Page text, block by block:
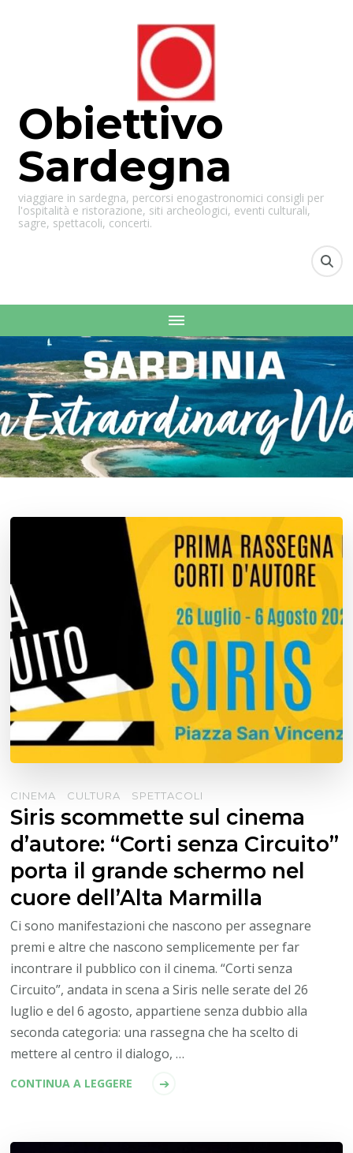
Obiettivo
Sardegna
viaggiare in sardegna, percorsi enogastronomici consigli per
l'ospitalità e ristorazione, siti archeologici, eventi culturali,
sagre, spettacoli, concerti.
CINEMA CULTURA SPETTACOLI
Siris scommette sul cinema
d’autore: “Corti senza Circuito”
porta il grande schermo nel
cuore dell’Alta Marmilla
Ci sono manifestazioni che nascono per assegnare
premi e altre che nascono semplicemente per far
incontrare il pubblico con il cinema. “Corti senza
Circuito”, andata in scena a Siris nelle serate del 26
luglio e del 6 agosto, appartiene senza dubbio alla
seconda categoria: una rassegna che ha scelto di
mettere al centro il dialogo, …
CONTINUA A LEGGERE